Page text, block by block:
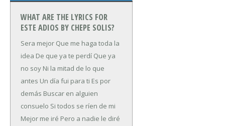
WHAT ARE THE LYRICS FOR
ESTE ADIOS BY CHEPE SOLIS?
Sera mejor Que me haga toda la
idea De que ya te perdí Que ya
no soy Ni la mitad de lo que
antes Un día fui para ti Es por
demás Buscar en alguien
consuelo Si todos se ríen de mi
Mejor me iré Pero a nadie le diré